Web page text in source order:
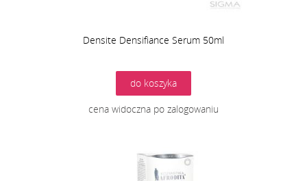
Densite Densifiance Serum 50ml
do koszyka
cena widoczna po zalogowaniu